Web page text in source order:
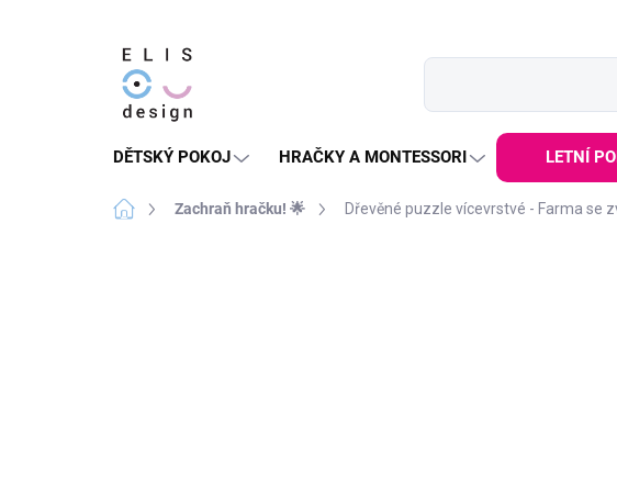
DĚTSKÝ POKOJ HRAČKY A MONTESSORI LETNÍ
Domů Zachraň hračku! 🌟 Dřevěné puzzle vícevrstvé - Farma se